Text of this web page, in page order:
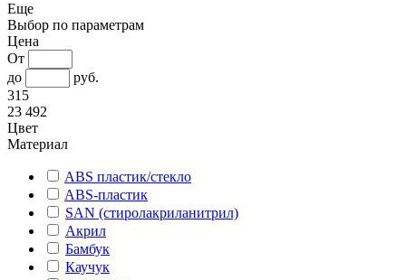
Еще
Выбор по параметрам
Цена
От
до
руб.
315
23 492
Цвет
Материал
ABS пластик/стекло
ABS-пластик
SAN (стиролакриланитрил)
Акрил
Бамбук
Каучук